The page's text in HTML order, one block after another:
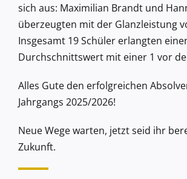
sich aus: Maximilian Brandt und
überzeugten mit der Glanzleistung
Insgesamt 19 Schüler erlangten
Durchschnittswert mit einer 1 vor
Alles Gute den erfolgreichen
Jahrgangs 2025/2026!
Neue Wege warten, jetzt seid ihr
Zukunft.